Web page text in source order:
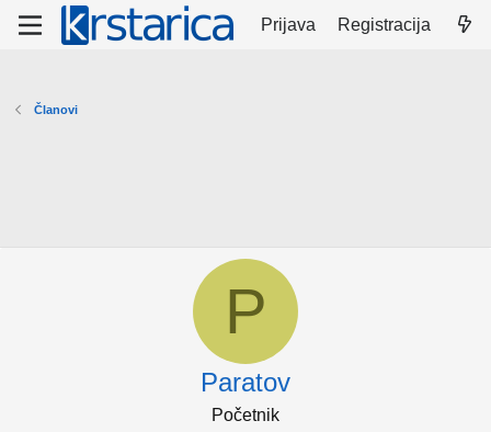
Prijava Registracija
Članovi
P
Paratov
Početnik